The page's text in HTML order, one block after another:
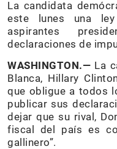
La candidata
este lunes una
aspirantes
declaraciones de
WASHINGTON.— La
Blanca, Hillary
que obligue a todos
publicar sus
dejar que su rival,
fiscal del país es
gallinero”.